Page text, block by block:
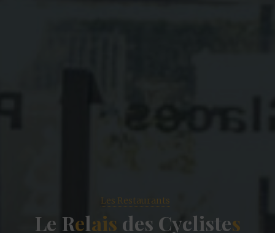
Les Restaurants
Le Relais des Cyclistes